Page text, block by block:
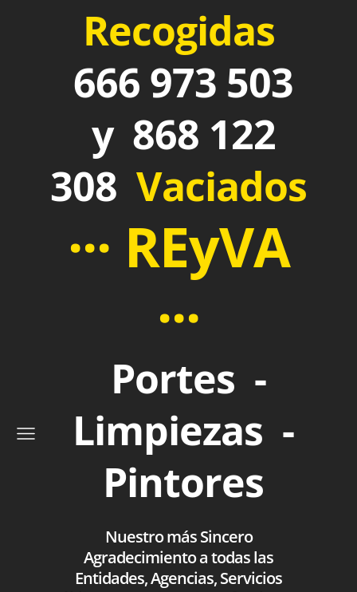
Recogidas
666 973 503
y 868 122
308 Vaciados
··· REyVA
···
Portes -
Limpiezas -
Pintores
Nuestro más Sincero
Agradecimiento a todas las
Entidades, Agencias, Servicios